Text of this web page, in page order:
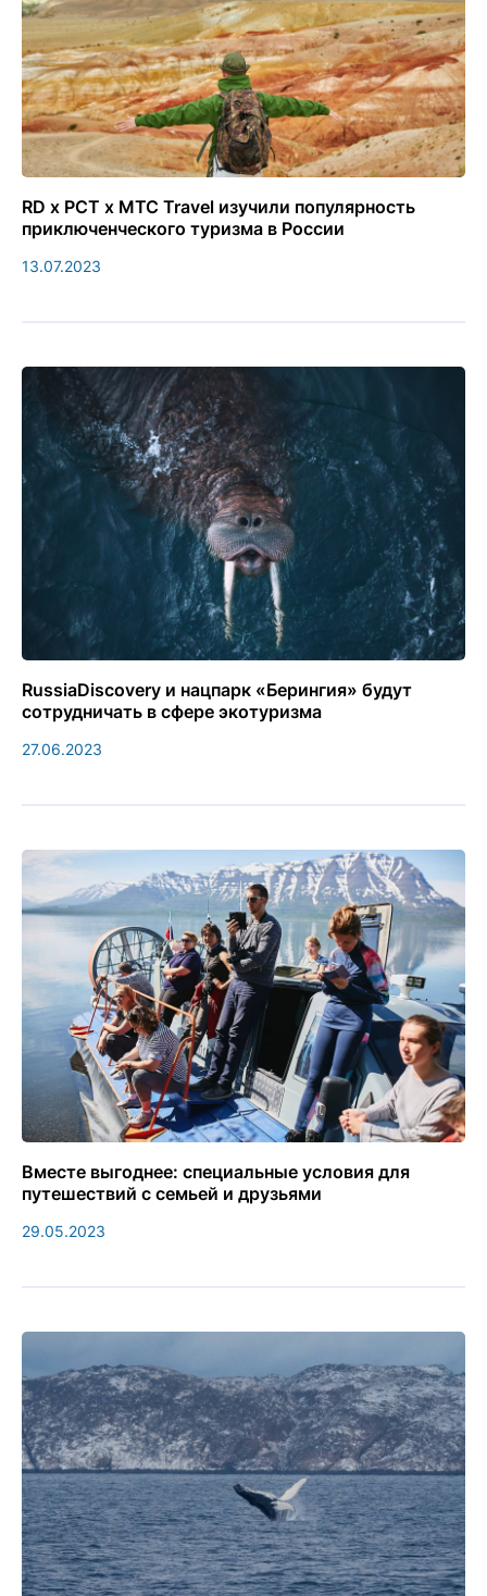
RD х РСТ х МТС Travel изучили популярность
приключенческого туризма в России
13.07.2023
RussiaDiscovery и нацпарк «Берингия» будут
сотрудничать в сфере экотуризма
27.06.2023
Вместе выгоднее: специальные условия для
путешествий с семьей и друзьями
29.05.2023